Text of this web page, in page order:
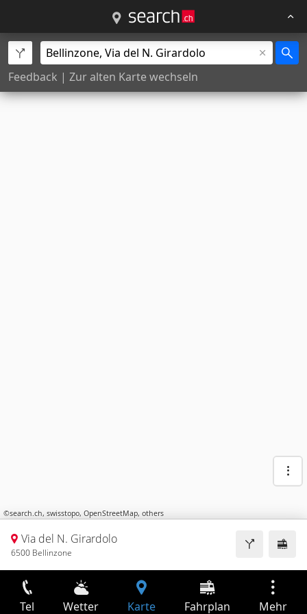
Feedback | Zur alten Karte wechseln
©search.ch, swisstopo, OpenStreetMap, others
Via del N. Girardolo
6500 Bellinzone
Tel Wetter Karte Fahrplan Mehr